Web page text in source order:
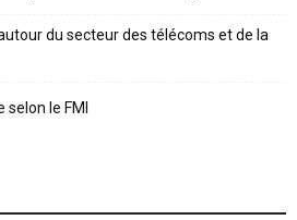
du secteur des télécoms et de la
le FMI